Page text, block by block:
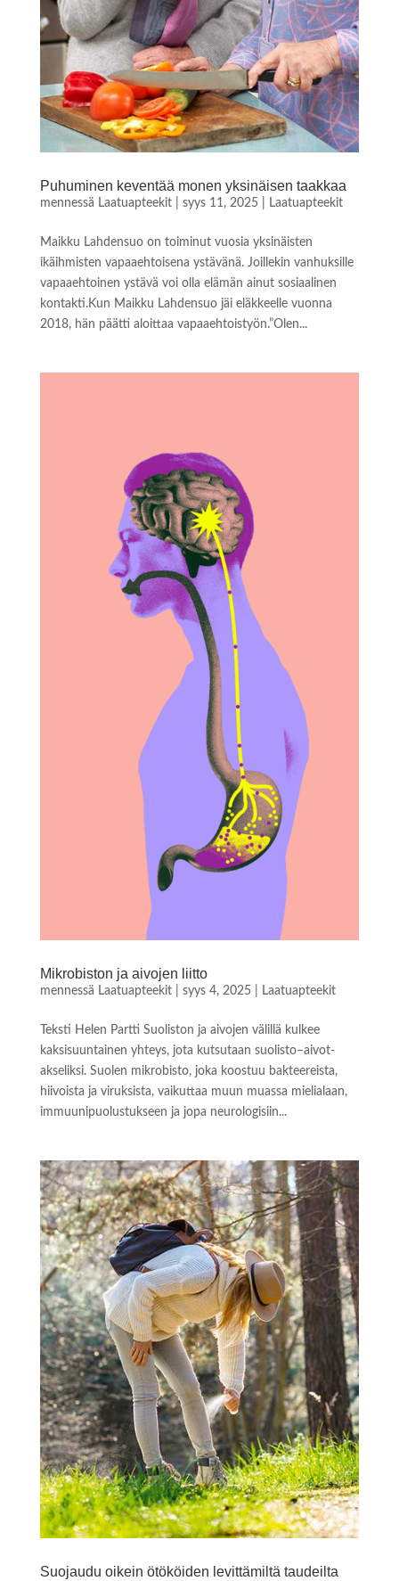
Puhuminen keventää monen yksinäisen taakkaa
mennessä Laatuapteekit| syys 11, 2025| Laatuapteekit
Maikku Lahdensuo on toiminut vuosia yksinäisten
ikäihmisten vapaaehtoisena ystävänä. Joillekin vanhuksille
vapaaehtoinen ystävä voi olla elämän ainut sosiaalinen
kontakti.Kun Maikku Lahdensuo jäi eläkkeelle vuonna
2018, hän päätti aloittaa vapaaehtoistyön.”Olen...
Mikrobiston ja aivojen liitto
mennessä Laatuapteekit| syys 4, 2025| Laatuapteekit
Teksti Helen Partti Suoliston ja aivojen välillä kulkee
kaksisuuntainen yhteys, jota kutsutaan suolisto–aivot-
akseliksi. Suolen mikrobisto, joka koostuu bakteereista,
hiivoista ja viruksista, vaikuttaa muun muassa mielialaan,
immuunipuolustukseen ja jopa neurologisiin...
Suojaudu oikein ötököiden levittämiltä taudeilta